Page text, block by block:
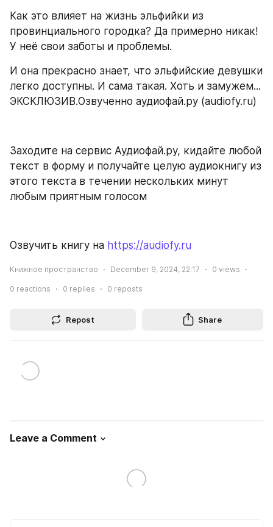
Как это влияет на жизнь эльфийки из
провинциального городка? Да примерно никак!
У неё свои заботы и проблемы.
И она прекрасно знает, что эльфийские девушки
легко доступны. И сама такая. Хоть и замужем...
ЭКСКЛЮЗИВ.Озвученно аудиофай.ру (audiofy.ru)
Заходите на сервис Аудиофай.ру, кидайте любой
текст в форму и получайте целую аудиокнигу из
этого текста в течении нескольких минут
любым приятным голосом
Озвучить книгу на https://audiofy.ru
Книжное пространство December 9, 2024, 22:17 0 views
0 reactions 0 replies 0 reposts
Repost Share
Leave a Comment